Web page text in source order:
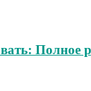
Полное